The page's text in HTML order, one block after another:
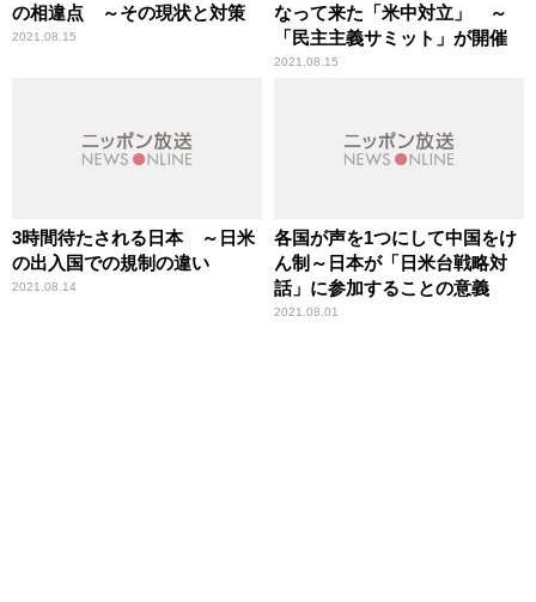
の相違点 ～その現状と対策
2021.08.15
なって来た「米中対立」 ～
「民主主義サミット」が開催
2021.08.15
3時間待たされる日本 ～日米
の出入国での規制の違い
2021.08.14
各国が声を1つにして中国をけ
ん制～日本が「日米台戦略対
話」に参加することの意義
2021.08.01